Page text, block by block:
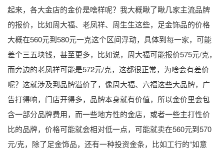
起来，各大金店的金价是啥样呢？我大概瞅了瞅几家主流品牌
的报价，比如周大福、老凤祥、周生生这些，足金饰品的价格
大概在560元到580元一克这个区间浮动，具体到每一家，可能
差个三五块钱，甚至更多，比如说，周大福可能报价575元/克，
而旁边的老凤祥可能是572元/克，这都很正常，为啥会有差价
呢？这就涉及到品牌溢价了，像周大福、六福这些大品牌，广
告打得响，门店开得多，品牌本身就有价值，所以金价里会包
含一部分品牌费用，而一些地方性的金店，或者一些主打性价
比的品牌，价格可能就会相对低一点，可能就卖在560元到570
元/克，除了足金饰品，还有一种投资金条，比如工行的“如意